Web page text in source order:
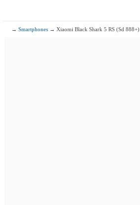
→Smartphones → Xiaomi Black Shark 5 RS (Sd 888+)